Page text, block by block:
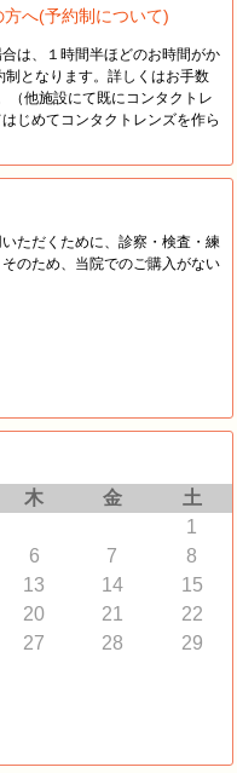
へ(予約制について)
は、１時間半ほどのお時間がか
となります。詳しくはお手数
（他施設にて既にコンタクトレ
じめてコンタクトレンズを作ら
ただくために、診察・検査・練
のため、当院でのご購入がない
木 金
土
1
6 7
8
13 14
15
20 21
22
27 28
29